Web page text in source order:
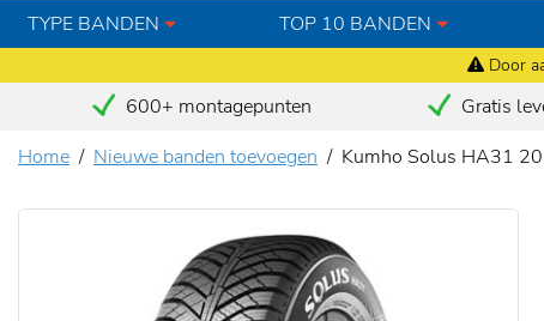
Door
TYPE BANDEN TOP 10 BANDEN
600+ montagepunten Gratis
Home
Nieuwe banden toevoegen Kumho Solus HA31